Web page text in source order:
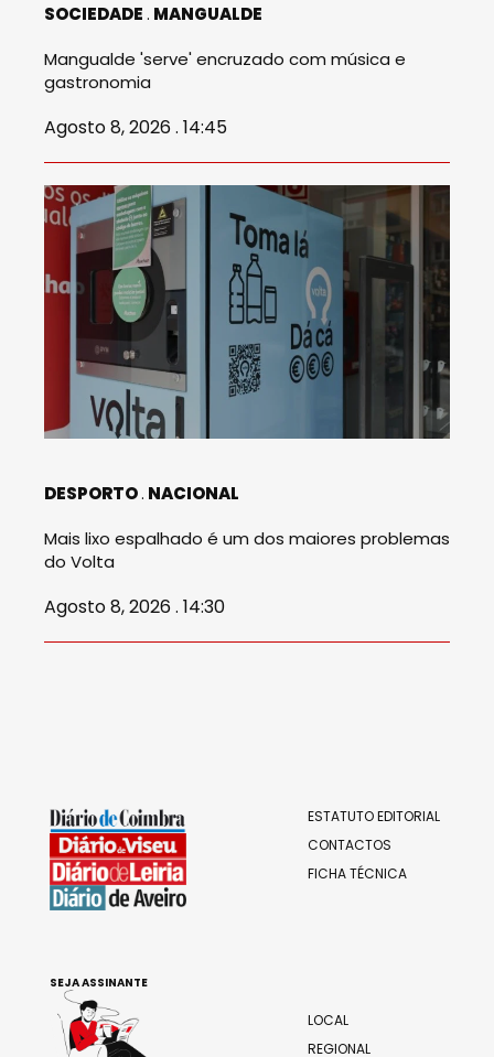
SOCIEDADE MANGUALDE
Mangualde 'serve' encruzado com música e
gastronomia
Agosto 8, 2026 . 14:45
DESPORTO NACIONAL
Mais lixo espalhado é um dos maiores problemas
do Volta
Agosto 8, 2026 . 14:30
ESTATUTO EDITORIAL
CONTACTOS
FICHA TÉCNICA
LOCAL
REGIONAL
SEJA ASSINANTE